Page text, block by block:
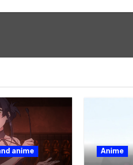
anime Anime